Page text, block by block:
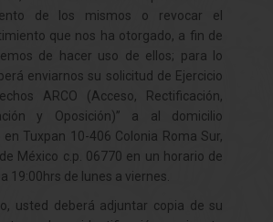
de los mismos o revocar el
que nos ha otorgado, a fin de
de hacer uso de ellos; para lo
enviarnos su solicitud de Ejercicio
ARCO (Acceso, Rectificación,
y Oposición)” a al domicilio
en Tuxpan 10-406 Colonia Roma Sur,
México c.p. 06770 en un horario de
19:00hrs de lunes a viernes.
usted deberá adjuntar copia de su